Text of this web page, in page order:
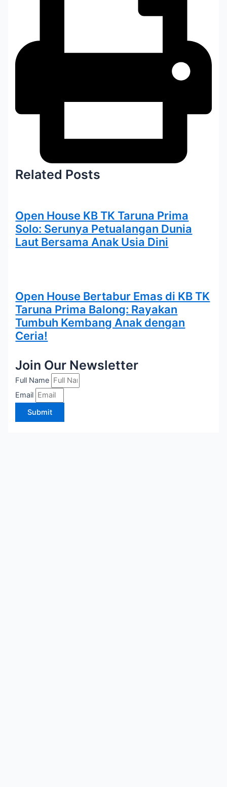
Related Posts
Open House KB TK Taruna Prima
Solo: Serunya Petualangan Dunia
Laut Bersama Anak Usia Dini
Open House Bertabur Emas di KB TK
Taruna Prima Balong: Rayakan
Tumbuh Kembang Anak dengan
Ceria!
Join Our Newsletter
Full Name
Email
Submit